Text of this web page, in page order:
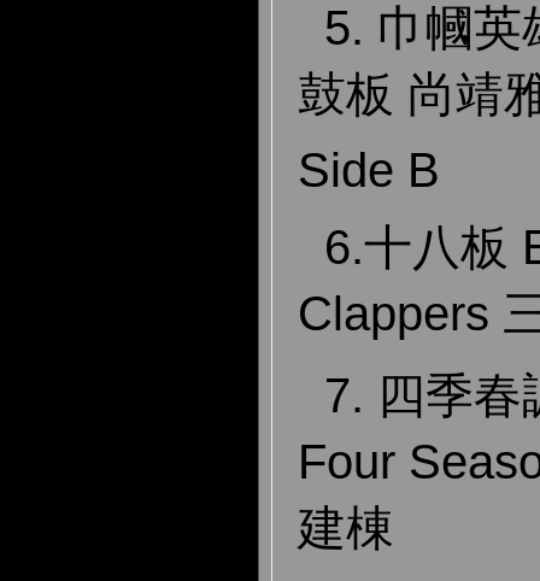
5. 巾幗英
鼓板 尚靖
Side B
6.十八板
Clappers
7. 四季春
Four
建棟